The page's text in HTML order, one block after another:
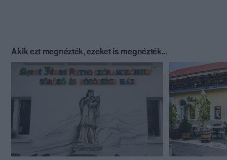
Akik ezt megnézték, ezeket is megnézték...